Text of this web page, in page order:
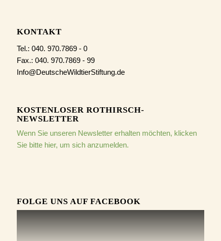
KONTAKT
Tel.: 040. 970.7869 - 0
Fax.: 040. 970.7869 - 99
Info@DeutscheWildtierStiftung.de
KOSTENLOSER ROTHIRSCH-
NEWSLETTER
Wenn Sie unseren Newsletter erhalten möchten, klicken
Sie bitte hier, um sich anzumelden.
FOLGE UNS AUF FACEBOOK